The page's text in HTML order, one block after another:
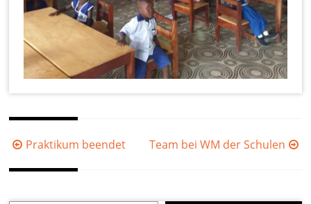
Beitragsnavigation
Praktikum beendet Team bei WM der Schulen